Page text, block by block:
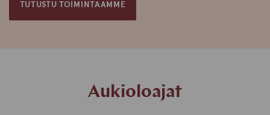
TUTUSTU TOIMINTAAMME
Aukioloajat